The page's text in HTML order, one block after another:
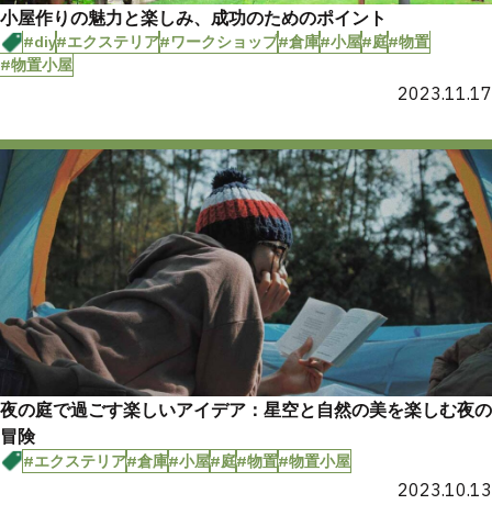
小屋作りの魅力と楽しみ、成功のためのポイント
#diy#エクステリア#ワークショップ#倉庫#小屋#庭#物置
#物置小屋
2023.11.17
夜の庭で過ごす楽しいアイデア：星空と自然の美を楽しむ夜の
冒険
#エクステリア#倉庫#小屋#庭#物置#物置小屋
2023.10.13